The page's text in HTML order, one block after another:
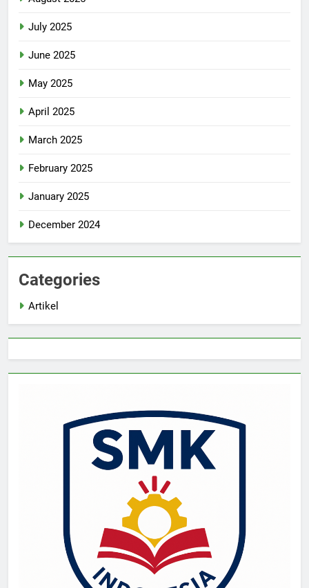
July 2025
June 2025
May 2025
April 2025
March 2025
February 2025
January 2025
December 2024
Categories
Artikel